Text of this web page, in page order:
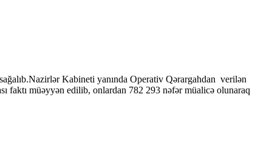
Kabineti yanında Operativ Qərargahdan verilən
faktı müəyyən edilib, onlardan 782 293 nəfər müalicə olunaraq